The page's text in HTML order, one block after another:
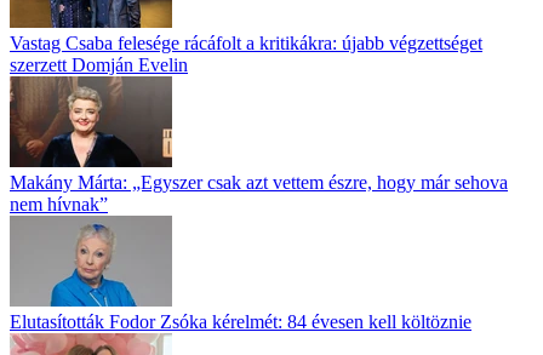
Vastag Csaba felesége rácáfolt a kritikákra: újabb végzettséget
szerzett Domján Evelin
Makány Márta: „Egyszer csak azt vettem észre, hogy már sehova
nem hívnak”
Elutasították Fodor Zsóka kérelmét: 84 évesen kell költöznie